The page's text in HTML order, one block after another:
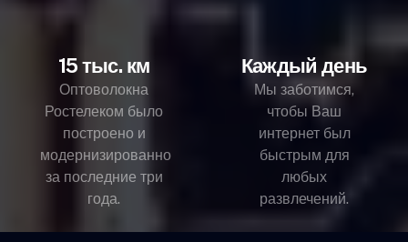
15 тыс. км
Оптоволокна
Ростелеком было
построено и
модернизированно
за последние три
года.
Каждый день
Мы заботимся,
чтобы Ваш
интернет был
быстрым для
любых
развлечений.